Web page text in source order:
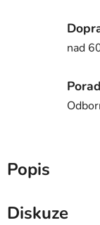
nad
Popis
Diskuze